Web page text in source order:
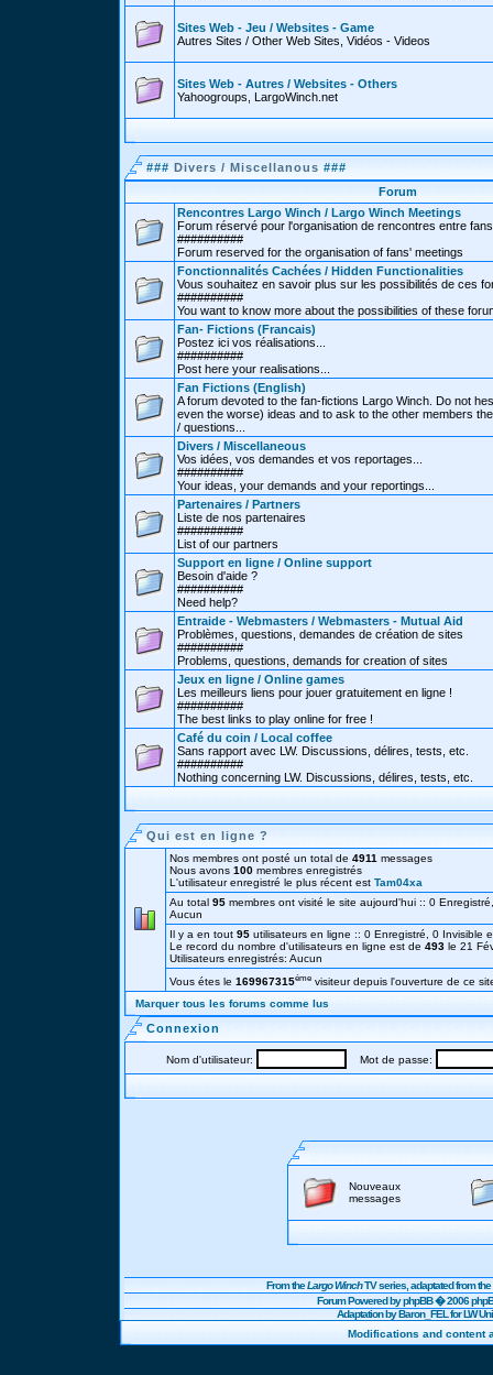
Sites Web - Jeu / Websites - Game
Autres Sites / Other Web Sites, Vidéos - Videos
Sites Web - Autres / Websites - Others
Yahoogroups, LargoWinch.net
### Divers / Miscellanous ###
Forum
Rencontres Largo Winch / Largo Winch Meetings
Forum réservé pour l'organisation de rencontres entre fans
##########
Forum reserved for the organisation of fans' meetings
Fonctionnalités Cachées / Hidden Functionalities
Vous souhaitez en savoir plus sur les possibilités de ces
##########
You want to know more about the possibilities of these
Fan- Fictions (Francais)
Postez ici vos réalisations...
##########
Post here your realisations...
Fan Fictions (English)
A forum devoted to the fan-fictions Largo Winch. Do not
even the worse) ideas and to ask to the other members
/ questions...
Divers / Miscellaneous
Vos idées, vos demandes et vos reportages...
##########
Your ideas, your demands and your reportings...
Partenaires / Partners
Liste de nos partenaires
##########
List of our partners
Support en ligne / Online support
Besoin d'aide ?
##########
Need help?
Entraide - Webmasters / Webmasters - Mutual Aid
Problèmes, questions, demandes de création de sites
##########
Problems, questions, demands for creation of sites
Jeux en ligne / Online games
Les meilleurs liens pour jouer gratuitement en ligne !
##########
The best links to play online for free !
Café du coin / Local coffee
Sans rapport avec LW. Discussions, délires, tests, etc.
##########
Nothing concerning LW. Discussions, délires, tests, etc.
Qui est en ligne ?
Nos membres ont posté un total de 4911 messages
Nous avons 100 membres enregistrés
L'utilisateur enregistré le plus récent est Tam04xa
Au total 95 membres ont visité le site aujourd'hui :: 0
Aucun
Il y a en tout 95 utilisateurs en ligne :: 0 Enregistré, 0
Le record du nombre d'utilisateurs en ligne est de 493 le 21
Utilisateurs enregistrés: Aucun
Vous étes le 169967315éme visiteur depuis l'ouverture de ce
Marquer tous les forums comme lus
Connexion
Nom d'utilisateur: Mot de passe:
Nouveaux
messages
From theLargo WinchTV series, adaptated from
Forum Powered byphpBB� 2006
Adaptation by Baron_FEL for LW
Modifications and content